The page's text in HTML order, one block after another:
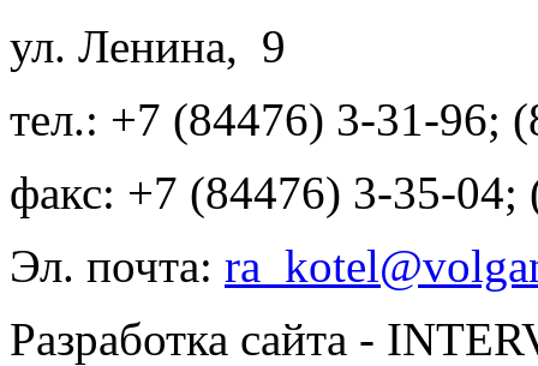
ул. Ленина, 9
тел.: +7 (84476) 3-31-96;
факс: +7 (84476) 3-35-04;
Эл. почта:
Разработка сайта -